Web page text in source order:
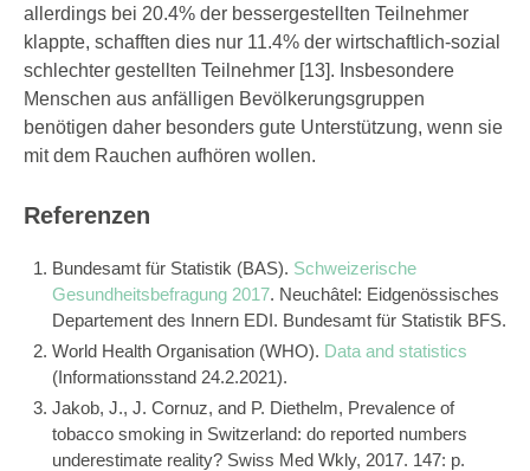
allerdings bei 20.4% der bessergestellten Teilnehmer
klappte, schafften dies nur 11.4% der wirtschaftlich-sozial
schlechter gestellten Teilnehmer [13]. Insbesondere
Menschen aus anfälligen Bevölkerungsgruppen
benötigen daher besonders gute Unterstützung, wenn sie
mit dem Rauchen aufhören wollen.
Referenzen
Bundesamt für Statistik (BAS). Schweizerische
Gesundheitsbefragung 2017. Neuchâtel: Eidgenössisches
Departement des Innern EDI. Bundesamt für Statistik BFS.
World Health Organisation (WHO). Data and statistics
(Informationsstand 24.2.2021).
Jakob, J., J. Cornuz, and P. Diethelm, Prevalence of
tobacco smoking in Switzerland: do reported numbers
underestimate reality? Swiss Med Wkly, 2017. 147: p.